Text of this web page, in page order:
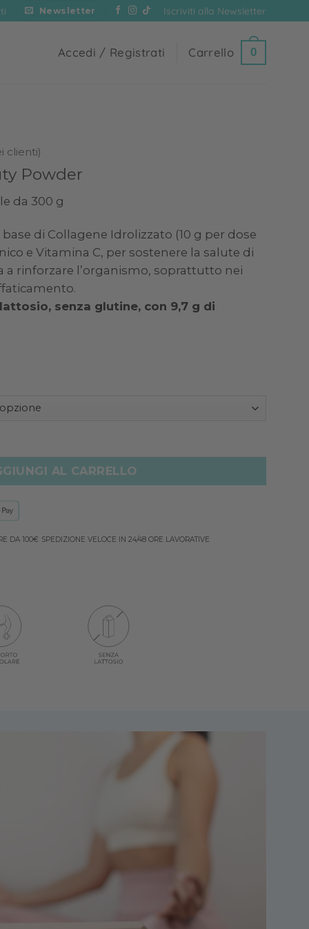
Newsletter Iscriviti alla Newsletter
Accedi / Registrati Carrello 0
clienti)
Powder
da 300 g
di Collagene Idrolizzato (10 g per dose
e Vitamina C, per sostenere la salute di
a rinforzare l’organismo, soprattutto nei
senza glutine, con 9,7 g di
AL CARRELLO
DA 100€ SPEDIZIONE VELOCE IN 24/48 ORE LAVORATIVE